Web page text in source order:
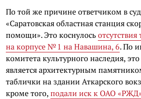
По той же причине ответчиком в
«Саратовская областная станция
помощи». Это коснулось
на корпусе № 1 на Навашина, 6. По
комитета культурного наследия,
является архитектурным
таблички на здании Аткарского
кроме того,подали иск к ОАО